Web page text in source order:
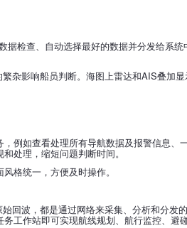
检查、自动选择最好的数据并分发给系
杂影响船员判断。海图上雷达和AIS叠加显
例如查看处理所有导航数据及报警信息、
处理，缩短问题判断时间。
格统一，方便及时操作。
回波，都是通过网络来采集、分析和分发
工作站即可实现航线规划、航行监控、避